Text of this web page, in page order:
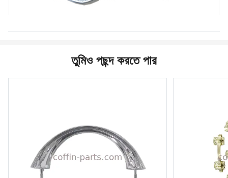
তুমিও পছন্দ করতে পার